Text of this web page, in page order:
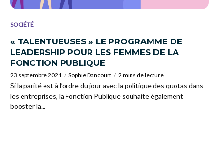
SOCIÉTÉ
« TALENTUEUSES » LE PROGRAMME DE
LEADERSHIP POUR LES FEMMES DE LA
FONCTION PUBLIQUE
23 septembre 2021 Sophie Dancourt 2 mins de lecture
Si la parité est à l’ordre du jour avec la politique des quotas dans
les entreprises, la Fonction Publique souhaite également
booster la...